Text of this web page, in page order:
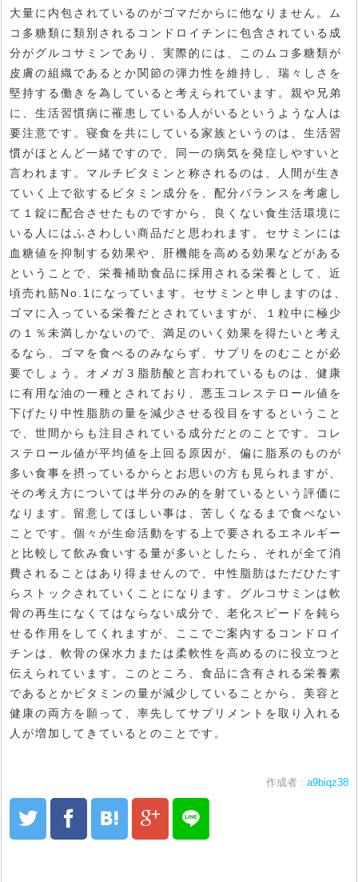
大量に内包されているのがゴマだからに他なりません。ム
コ多糖類に類別されるコンドロイチンに包含されている成
分がグルコサミンであり、実際的には、このムコ多糖類が
皮膚の組織であるとか関節の弾力性を維持し、瑞々しさを
堅持する働きを為していると考えられています。親や兄弟
に、生活習慣病に罹患している人がいるというような人は
要注意です。寝食を共にしている家族というのは、生活習
慣がほとんど一緒ですので、同一の病気を発症しやすいと
言われます。マルチビタミンと称されるのは、人間が生き
ていく上で欲するビタミン成分を、配分バランスを考慮し
て１錠に配合させたものですから、良くない食生活環境に
いる人にはふさわしい商品だと思われます。セサミンには
血糖値を抑制する効果や、肝機能を高める効果などがある
ということで、栄養補助食品に採用される栄養として、近
頃売れ筋No.1になっています。セサミンと申しますのは、
ゴマに入っている栄養だとされていますが、１粒中に極少
の１％未満しかないので、満足のいく効果を得たいと考え
るなら、ゴマを食べるのみならず、サプリをのむことが必
要でしょう。オメガ３脂肪酸と言われているものは、健康
に有用な油の一種とされており、悪玉コレステロール値を
下げたり中性脂肪の量を減少させる役目をするということ
で、世間からも注目されている成分だとのことです。コレ
ステロール値が平均値を上回る原因が、偏に脂系のものが
多い食事を摂っているからとお思いの方も見られますが、
その考え方については半分のみ的を射ているという評価に
なります。留意してほしい事は、苦しくなるまで食べない
ことです。個々が生命活動をする上で要されるエネルギー
と比較して飲み食いする量が多いとしたら、それが全て消
費されることはあり得ませんので、中性脂肪はただひたす
らストックされていくことになります。グルコサミンは軟
骨の再生になくてはならない成分で、老化スピードを鈍ら
せる作用をしてくれますが、ここでご案内するコンドロイ
チンは、軟骨の保水力または柔軟性を高めるのに役立つと
伝えられています。このところ、食品に含有される栄養素
であるとかビタミンの量が減少していることから、美容と
健康の両方を願って、率先してサプリメントを取り入れる
人が増加してきているとのことです。
作成者 : a9biqz38